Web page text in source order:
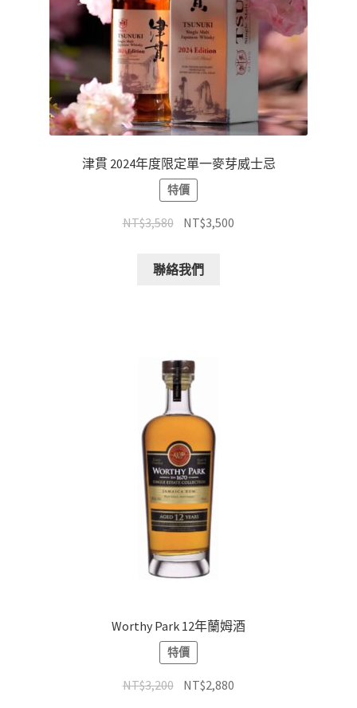
津貫 2024年度限定單一麥芽威士忌
特價
NT$3,580 NT$3,500
聯絡我們
Worthy Park 12年蘭姆酒
特價
NT$3,200 NT$2,880